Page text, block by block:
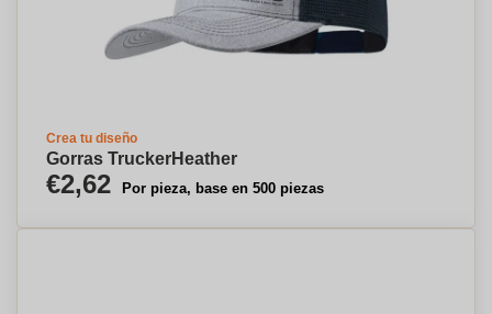
Crea tu diseño
Gorras TruckerHeather
€2,62 Por pieza, base en 500 piezas